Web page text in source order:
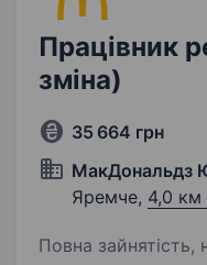
Працівник
зміна)
35 664 грн
МакДональдз
Яремче, 4,0 км
Повна зайнятість,